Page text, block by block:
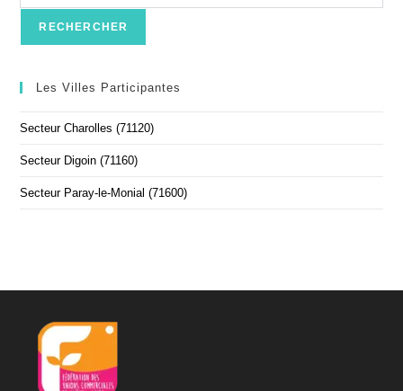
Les Villes Participantes
Secteur Charolles (71120)
Secteur Digoin (71160)
Secteur Paray-le-Monial (71600)